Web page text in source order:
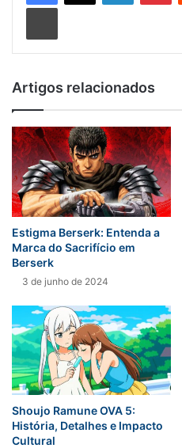
Imprimir
Artigos relacionados
Estigma Berserk: Entenda a
Marca do Sacrifício em
Berserk
3 de junho de 2024
Shoujo Ramune OVA 5:
História, Detalhes e Impacto
Cultural